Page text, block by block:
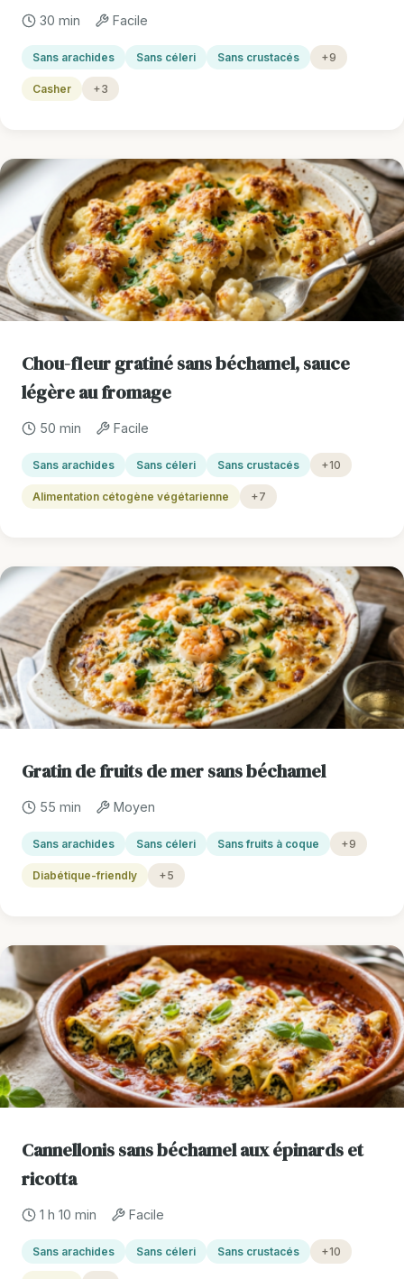
30 min Facile
Sans arachides Sans céleri Sans crustacés +9
Casher +3
Chou-fleur gratiné sans béchamel, sauce
légère au fromage
50 min Facile
Sans arachides Sans céleri Sans crustacés +10
Alimentation cétogène végétarienne +7
Gratin de fruits de mer sans béchamel
55 min Moyen
Sans arachides Sans céleri Sans fruits à coque +9
Diabétique-friendly +5
Cannellonis sans béchamel aux épinards et
ricotta
1 h 10 min Facile
Sans arachides Sans céleri Sans crustacés +10